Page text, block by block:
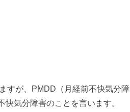
すが、PMDD（月経前不快気分障
気分障害のことを言います。